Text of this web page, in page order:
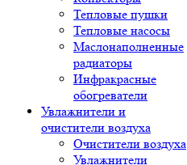
Тепловые пушки
Тепловые насосы
Маслонаполненные
радиаторы
Инфракрасные
обогреватели
Увлажнители и
очистители воздуха
Очистители воздуха
Увлажнители